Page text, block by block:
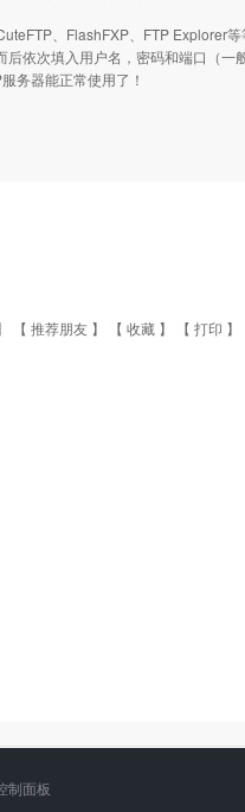
、FlashFXP、FTP Explorer
依次填入用户名，密码和端口（
务器能正常使用了！
【 推荐朋友 】 【 收藏 】 【 打印 】
制面板